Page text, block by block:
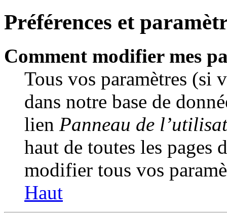
Préférences et
Comment modifier mes
Tous vos paramètres (si
dans notre base de
lien Panneau de
haut de toutes les pages
modifier tous vos
Haut